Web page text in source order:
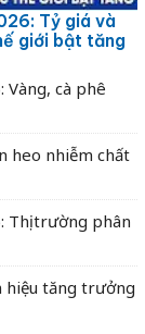
Tỷ giá và
giới bật tăng
Vàng, cà phê
heo nhiễm chất
Thị trường phân
hiệu tăng trưởng